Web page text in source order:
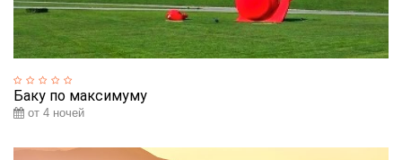
Баку по максимуму
от 4 ночей